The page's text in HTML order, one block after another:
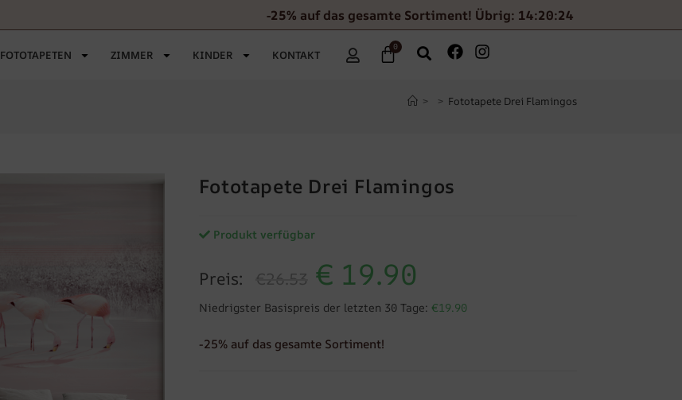
-25% auf das gesamte Sortiment! Übrig: 14:20:23
FOTOTAPETEN ZIMMER KINDER KONTAKT
0
> > Fototapete Drei Flamingos
Fototapete Drei Flamingos
Produkt verfügbar
Preis: €26.53 € 19.90
Niedrigster Basispreis der letzten 30 Tage: €19.90
-25% auf das gesamte Sortiment!